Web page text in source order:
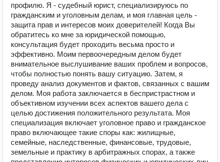
профилю. Я - судебный юрист, специализируюсь по
гражданским и уголовным делам, и моя главная цель -
защита прав и интересов моих доверителей! Когда Вы
обратитесь ко мне за юридической помощью,
консультация будет проходить весьма просто и
эффективно. Моим первоочередным делом будет
внимательное выслушивание ваших проблем и вопросов,
чтобы полностью понять вашу ситуацию. Затем, я
проведу анализ документов и фактов, связанных с вашим
делом. Моя работа заключается в беспристрастном и
объективном изучении всех аспектов вашего дела с
целью достижения положительного результата. Моя
специализация включает уголовное право и гражданское
право включающее такие споры как: жилищные,
семейные, наследственные, финансовые, трудовые,
земельные и практику в арбитражных спорах, а также